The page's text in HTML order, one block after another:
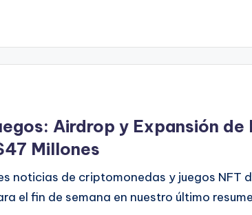
Airdrop y Expansión de
Millones
noticias de criptomonedas y juegos NFT
el fin de semana en nuestro último